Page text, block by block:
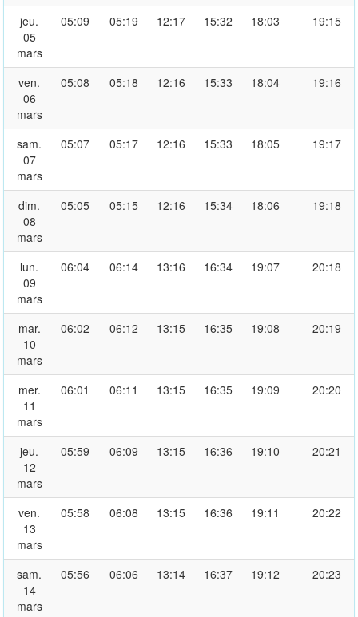
jeu.
05
mars
05:09 05:19 12:17 15:32 18:03 19:15
ven.
06
mars
05:08 05:18 12:16 15:33 18:04 19:16
sam.
07
mars
05:07 05:17 12:16 15:33 18:05 19:17
dim.
08
mars
05:05 05:15 12:16 15:34 18:06 19:18
lun.
09
mars
06:04 06:14 13:16 16:34 19:07 20:18
mar.
10
mars
06:02 06:12 13:15 16:35 19:08 20:19
mer.
11
mars
06:01 06:11 13:15 16:35 19:09 20:20
jeu.
12
mars
05:59 06:09 13:15 16:36 19:10 20:21
ven.
13
mars
05:58 06:08 13:15 16:36 19:11 20:22
sam.
14
mars
05:56 06:06 13:14 16:37 19:12 20:23